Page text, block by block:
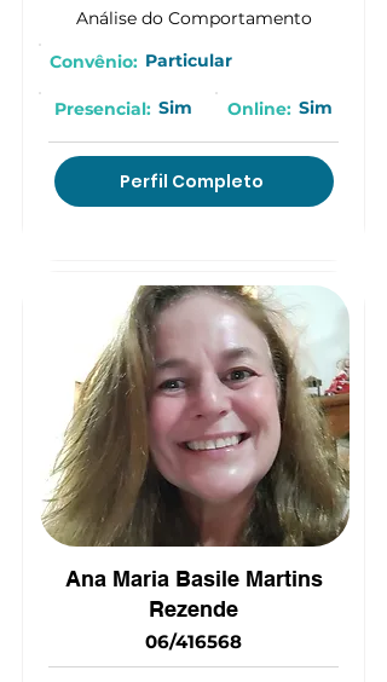
Análise do Comportamento
Convênio: Particular
Presencial: Sim Online: Sim
Perfil Completo
(15) 9 9156-0999
Ana Maria Basile Martins
Rezende
06/416568